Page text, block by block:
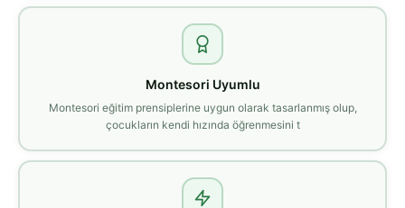
Montesori Uyumlu
Montesori eğitim prensiplerine uygun olarak tasarlanmış olup,
çocukların kendi hızında öğrenmesini t